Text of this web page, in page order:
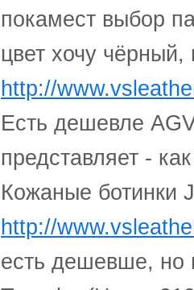
покамест выбор
цвет хочу
http://
Есть дешевле
представляет -
Кожаные ботинки
http://
есть дешевше, но